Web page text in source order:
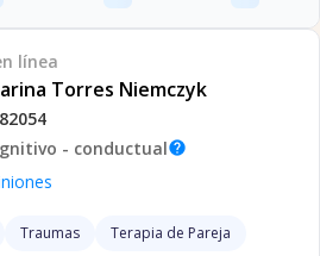
línea
Torres Niemczyk
- conductualhelp
Traumas
Terapia de Pareja